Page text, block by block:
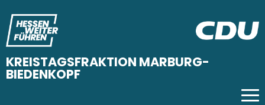
KREISTAGSFRAKTION MARBURG-
BIEDENKOPF